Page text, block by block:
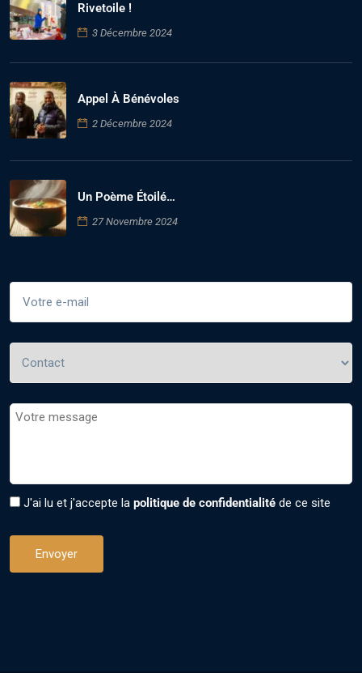
Rivetoile !
3 Décembre 2024
Appel À Bénévoles
2 Décembre 2024
Un Poème Étoilé…
27 Novembre 2024
J'ai lu et j'accepte la politique de confidentialité de ce site